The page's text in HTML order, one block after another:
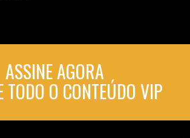
ASSINE AGORA
TODO O CONTEÚDO VIP